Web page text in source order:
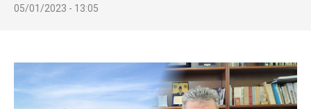
05/01/2023 - 13:05